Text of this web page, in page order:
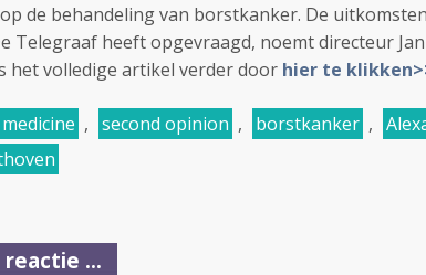
de behandeling van borstkanker. De
Telegraaf heeft opgevraagd, noemt directeur
het volledige artikel verder door hier te
, second opinion , borstkanker ,
reactie ...